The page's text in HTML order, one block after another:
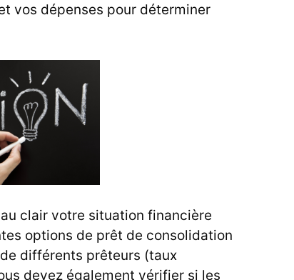
vos dépenses pour déterminer
au clair votre situation financière
options de prêt de consolidation
différents prêteurs (taux
devez également vérifier si les